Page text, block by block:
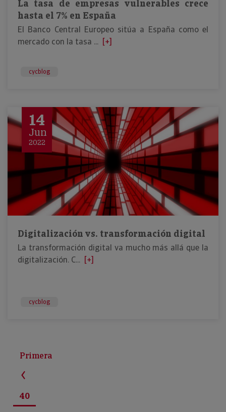
La tasa de empresas vulnerables crece
hasta el 7% en España
El Banco Central Europeo sitúa a España como el
mercado con la tasa ... [+]
cycblog
14
Jun
2022
Digitalización vs. transformación digital
La transformación digital va mucho más allá que la
digitalización. C... [+]
cycblog
Primera
40